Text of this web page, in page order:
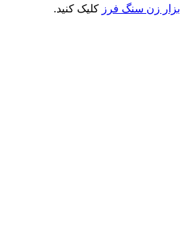
ابزار زن سنگ فرز کلیک کنید.